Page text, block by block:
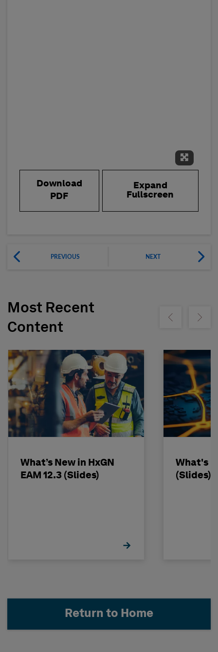
Expand
Download
PDF
Expand
Fullscreen
PREVIOUS NEXT
Most Recent
Content
Show previousShow
What’s New in HxGN
EAM 12.3 (Slides)
What's
(Slides)
Return to Home